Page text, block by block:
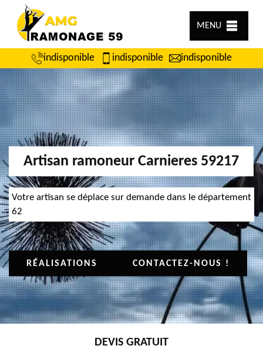
MENU
indisponible indisponible indisponible
Artisan ramoneur Carnieres 59217
Votre artisan se déplace sur demande dans le département
62
RÉALISATIONS CONTACTEZ-NOUS !
DEVIS GRATUIT